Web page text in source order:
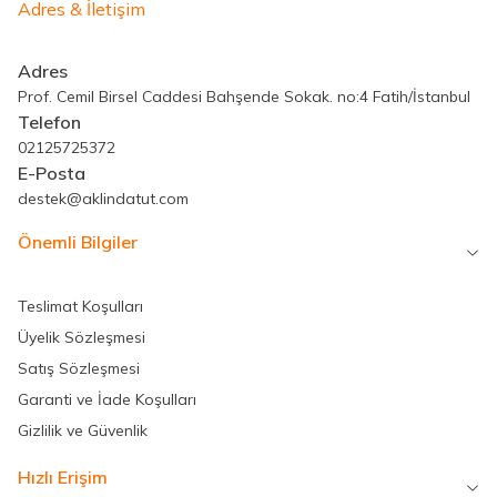
Adres & İletişim
Adres
Prof. Cemil Birsel Caddesi Bahşende Sokak. no:4 Fatih/İstanbul
Telefon
02125725372
E-Posta
destek@aklindatut.com
Önemli Bilgiler
Teslimat Koşulları
Üyelik Sözleşmesi
Satış Sözleşmesi
Garanti ve İade Koşulları
Gizlilik ve Güvenlik
Hızlı Erişim